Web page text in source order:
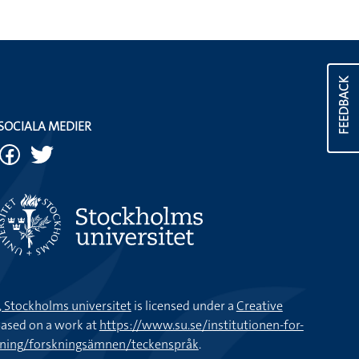
FEEDBACK
MEDIER
universitetis licensed under aCreative
on a work athttps://www.su.se/institutionen-for-
forskningsämnen/teckenspråk.